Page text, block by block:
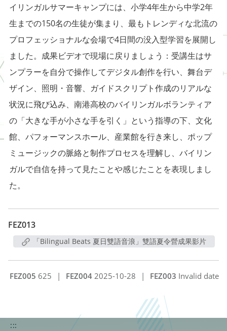
イリンガルサマーキャンプには、小学4年生から中学2年
生までの150名の生徒が集まり、最もトレンディな北流の
プロフェッショナルな会場で4日間の没入型学習を展開し
ました。成果ビデオで現場に戻りましょう：受講生はサ
ンプラーを自分で操作してデジタル創作を行い、舞台デ
ザイン、照明・音響、ガイドスクリプト作成のリアルな
状況に飛び込み、南港高校のバイリンガルボランティア
の「大きな手が小さな手を引く」という指導の下、文化
館、パフォーマンスホール、産業館を行き来し、ポップ
ミュージックの脈絡と制作プロセスを理解し、バイリン
ガルで自信を持って見たことや感じたことを表現しまし
た。
FEZ013
「Bilingual Beats 夏日雙語音浪」雙語夏令營成果影片
FEZ003 Invalid date
FEZ004 2025-10-28 |
FEZ005 625 |
:::